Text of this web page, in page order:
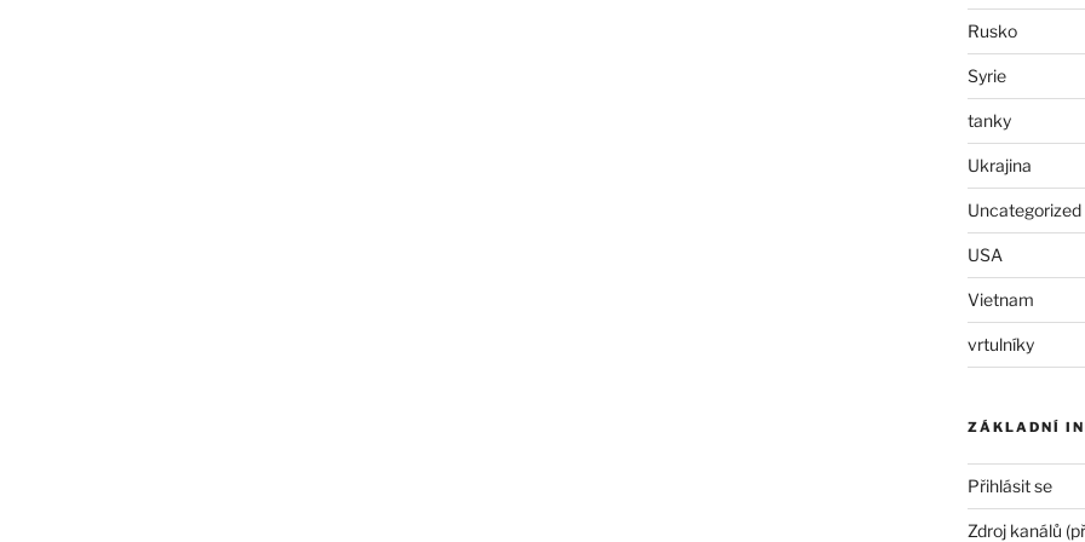
Rusko
Syrie
tanky
Ukrajina
Uncategorized
USA
Vietnam
vrtulníky
ZÁKLADNÍ
Přihlásit se
Zdroj kanálů